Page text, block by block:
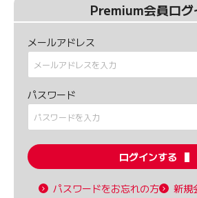
Premium会員ログ
メールアドレス
パスワード
ログインする
パスワードをお忘れの方 新規